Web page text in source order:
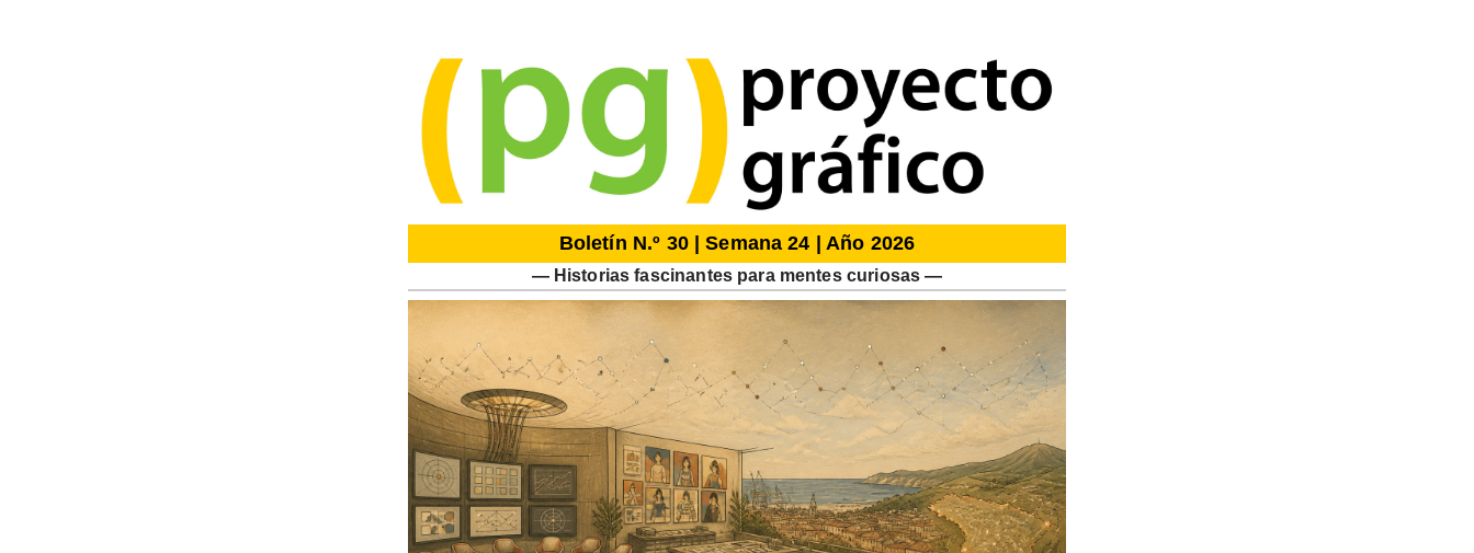
Boletín N.º 30 | Semana 24 | Año 2026
— Historias fascinantes para mentes curiosas —